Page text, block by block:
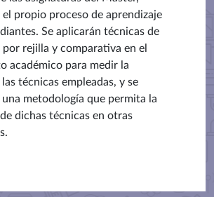
el propio proceso de aprendizaje
Se aplicarán técnicas de
rejilla y comparativa en el
académico para medir la
técnicas empleadas, y se
metodología que permita la
dichas técnicas en otras